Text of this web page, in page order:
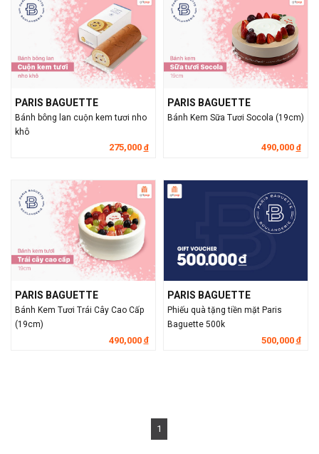
PARIS BAGUETTE
Bánh bông lan cuộn kem tươi nho
khô
275,000 đ
PARIS BAGUETTE
Bánh Kem Sữa Tươi Socola (19cm)
490,000 đ
PARIS BAGUETTE
Bánh Kem Tươi Trái Cây Cao Cấp
(19cm)
490,000 đ
PARIS BAGUETTE
Phiếu quà tặng tiền mặt Paris
Baguette 500k
500,000 đ
1